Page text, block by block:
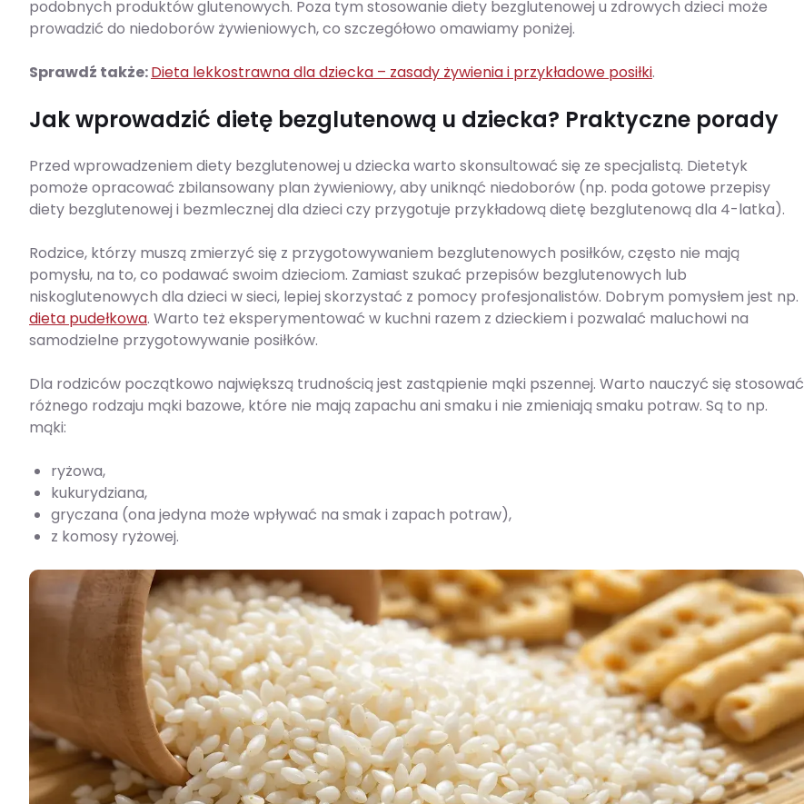
podobnych produktów glutenowych. Poza tym stosowanie diety bezglutenowej u zdrowych dzieci może
prowadzić do niedoborów żywieniowych, co szczegółowo omawiamy poniżej.
Sprawdź także:Dieta lekkostrawna dla dziecka – zasady żywienia i przykładowe posiłki.
Jak wprowadzić dietę bezglutenową u dziecka? Praktyczne porady
Przed wprowadzeniem diety bezglutenowej u dziecka warto skonsultować się ze specjalistą. Dietetyk
pomoże opracować zbilansowany plan żywieniowy, aby uniknąć niedoborów (np. poda gotowe przepisy
diety bezglutenowej i bezmlecznej dla dzieci czy przygotuje przykładową dietę bezglutenową dla 4-latka).
Rodzice, którzy muszą zmierzyć się z przygotowywaniem bezglutenowych posiłków, często nie mają
pomysłu, na to, co podawać swoim dzieciom. Zamiast szukać przepisów bezglutenowych lub
niskoglutenowych dla dzieci w sieci, lepiej skorzystać z pomocy profesjonalistów. Dobrym pomysłem jest np.
dieta pudełkowa. Warto też eksperymentować w kuchni razem z dzieckiem i pozwalać maluchowi na
samodzielne przygotowywanie posiłków.
Dla rodziców początkowo największą trudnością jest zastąpienie mąki pszennej. Warto nauczyć się stosować
różnego rodzaju mąki bazowe, które nie mają zapachu ani smaku i nie zmieniają smaku potraw. Są to np.
mąki:
ryżowa,
kukurydziana,
gryczana (ona jedyna może wpływać na smak i zapach potraw),
z komosy ryżowej.